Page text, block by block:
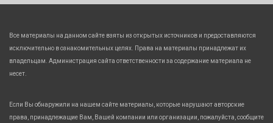
Все материалы на данном сайте взяты из открытых источников и предоставляются
исключительно в ознакомительных целях. Права на материалы принадлежат их
владельцам. Администрация сайта ответственности за содержание материала не
несет.
Если Вы обнаружили на нашем сайте материалы, которые нарушают авторские
права, принадлежащие Вам, Вашей компании или организации, пожалуйста, сообщите